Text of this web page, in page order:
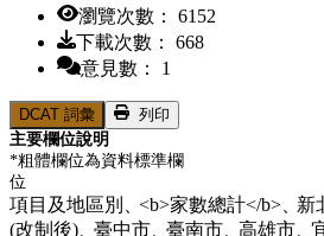
瀏覽次數： 6152
下載次數： 668
意見數： 1
DCAT 詞彙
列印
主要欄位說明
*粗體欄位為資料標準欄
位
項目及地區別、<b>家數總計</b>、新
(改制後)、臺中市、臺南市、高雄市、